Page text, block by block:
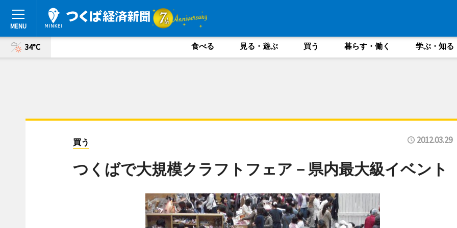
34°C 食べる 見る・遊ぶ 買う 暮らす・働く 学ぶ・知る
買う 2012.03.29
つくばで大規模クラフトフェア－県内最大級イベント